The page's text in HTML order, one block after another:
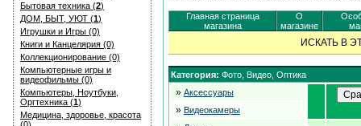
Бытовая техника (2)
ДОМ, БЫТ, УЮТ (1)
Игрушки и Игры (0)
Книги и Канцелярия (0)
Коллекционирование (0)
Компьютерные игры и
видеофильмы (0)
Компьютеры, Ноутбуки,
Оргтехника (1)
Медицина, здоровье, красота
Главная страница
магазина
О
магазине
ИСКАТЬ В
Категория: Фото, Видео, Оптика
» Аксессуары
» Видеокамеры